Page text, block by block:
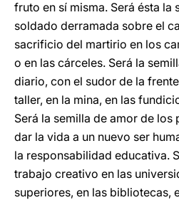
fruto en sí misma. Será ésta la
soldado derramada sobre el
sacrificio del martirio en los
o en las cárceles. Será la
diario, con el sudor de la
taller, en la mina, en las
Será la semilla de amor de los
dar la vida a un nuevo ser
la responsabilidad educativa.
trabajo creativo en las
superiores, en las bibliotecas,